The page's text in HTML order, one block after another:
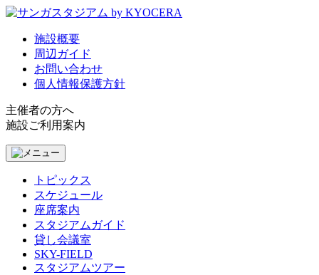
施設概要
周辺ガイド
お問い合わせ
個人情報保護方針
主催者の方へ
施設ご利用案内
トピックス
スケジュール
座席案内
スタジアムガイド
貸し会議室
SKY-FIELD
スタジアムツアー